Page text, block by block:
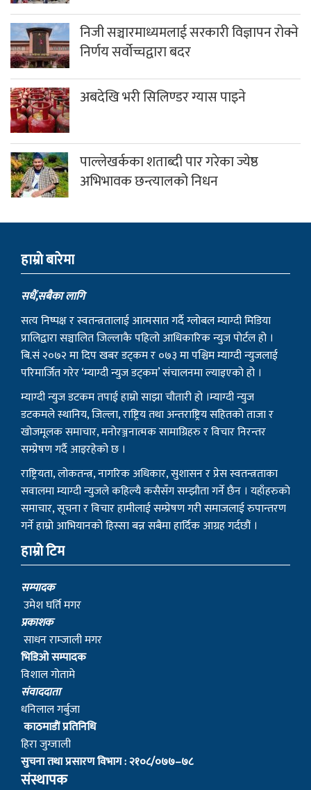
निजी सञ्चारमाध्यमलाई सरकारी विज्ञापन रोक्ने
निर्णय सर्वोच्चद्वारा बदर
अबदेखि भरी सिलिण्डर ग्यास पाइने
पाल्लेखर्कका शताब्दी पार गरेका ज्येष्ठ
अभिभावक छन्त्यालको निधन
हाम्राे बारेमा
सधैं,सबैका लागि
सत्य निष्पक्ष र स्वतन्त्रतालाई आत्मसात गर्दै ग्लोबल म्याग्दी मिडिया
प्रालिद्वारा सञ्चालित जिल्लाकै पहिलो आधिकारिक न्युज पोर्टल हो ।
बि.सं २०७२ मा दिप खबर डट्कम र ०७३ मा पश्चिम म्याग्दी न्युजलाई
परिमार्जित गरेर ‘म्याग्दी न्युज डट्कम’ संचालनमा ल्याइएको हो ।
म्याग्दी न्युज डटकम तपाई हाम्रो साझा चौतारी हो ।म्याग्दी न्युज
डटकमले स्थानिय, जिल्ला, राष्ट्रिय तथा अन्तराष्ट्रिय सहितको ताजा र
खोजमूलक समाचार, मनोरञ्जनात्मक सामाग्रिहरु र विचार निरन्तर
सम्प्रेषण गर्दै आइरहेको छ ।
राष्ट्रियता, लोकतन्त्र, नागरिक अधिकार, सुशासन र प्रेस स्वतन्त्रताका
सवालमा म्याग्दी न्युजले कहिल्यै कसैसँग सम्झौता गर्ने छैन । यहाँहरुको
समाचार, सूचना र विचार हामीलाई सम्प्रेषण गरी समाजलाई रुपान्तरण
गर्ने हाम्रो आभियानको हिस्सा बन्न सबैमा हार्दिक आग्रह गर्दछौं ।
हाम्रो टिम
सम्पादक
उमेश घर्ति मगर
प्रकाशक
साधन राम्जाली मगर
भिडिओ सम्पादक
विशाल गोतामे
स‌ंवाददाता
धनिलाल गर्बुजा
काठमाडाैं प्रतिनिधि
हिरा जुग्जाली
सुचना तथा प्रसारण विभाग : २१०८/०७७–७८
संस्थापक